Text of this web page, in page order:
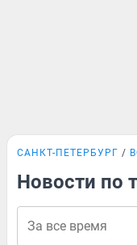
САНКТ-ПЕТЕРБУРГ
Новости по